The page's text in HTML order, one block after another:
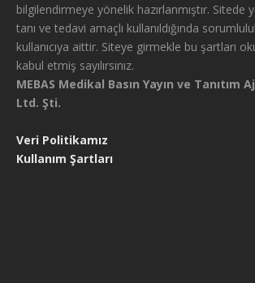
bilgilendirmeye yönelik hazırlanmıştır. Sitede
tanı ve tedavi amaçlı kullanıldığında
kullanıcıya aittir. Siteye girmekle bu şartları
kabul etmiş sayılırsınız.
MEBAS Medikal Basın Yayın ve Tanıtım
Ltd. Şti.
Veri Politikamız
Kullanım Şartları